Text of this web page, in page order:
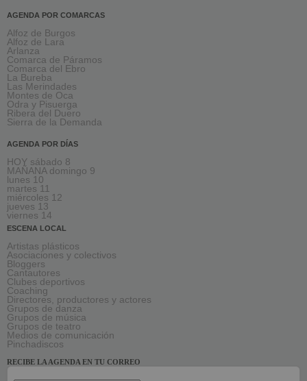
AGENDA POR COMARCAS
Alfoz de Burgos
Alfoz de Lara
Arlanza
Comarca de Páramos
Comarca del Ebro
La Bureba
Las Merindades
Montes de Oca
Odra y Pisuerga
Ribera del Duero
Sierra de la Demanda
AGENDA POR DÍAS
HOY sábado 8
MAÑANA domingo 9
lunes 10
martes 11
miércoles 12
jueves 13
viernes 14
ESCENA LOCAL
Artistas plásticos
Asociaciones y colectivos
Bloggers
Cantautores
Clubes deportivos
Coaching
Directores, productores y actores
Grupos de danza
Grupos de música
Grupos de teatro
Medios de comunicación
Pinchadiscos
RECIBE LA AGENDA EN TU CORREO